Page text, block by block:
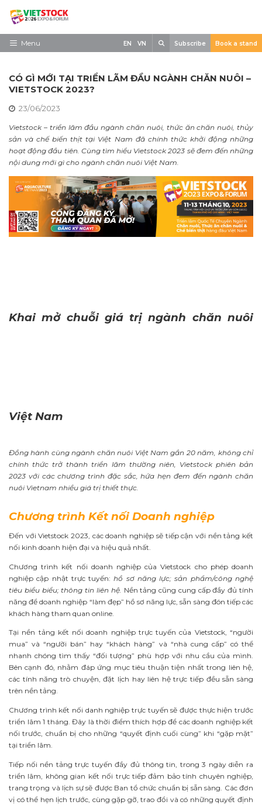
Skip
contentMenu
Về triển lãm
Trưng Bày
Tham Quan
Tin tức
Liên Hệ
EN VN Subscribe Book a stand
CÓ GÌ MỚI TẠI TRIỂN LÃM ĐẦU NGÀNH CHĂN NUÔI –
VIETSTOCK 2023?
23/06/2023
Vietstock – triển lãm đầu ngành chăn nuôi, thức ăn chăn nuôi, thủy
sản và chế biến thịt tại Việt Nam đã chính thức khởi động những
hoạt động đầu tiên. Cùng tìm hiểu Vietstock 2023 sẽ đem đến những
nội dung mới gì cho ngành chăn nuôi Việt Nam.
Khai mở chuỗi giá trị ngành chăn nuôi
Việt Nam
Đồng hành cùng ngành chăn nuôi Việt Nam gần 20 năm, không chỉ
chính thức trở thành triển lãm thường niên, Vietstock phiên bản
2023 với các chương trình đặc sắc, hứa hẹn đem đến ngành chăn
nuôi Vietnam nhiều giá trị thiết thực.
Chương trình Kết nối Doanh nghiệp
Đến với Vietstock 2023, các doanh nghiệp sẽ tiếp cận với nền tảng kết
nối kinh doanh hiện đại và hiệu quả nhất.
Chương trình kết nối doanh nghiệp của Vietstock cho phép doanh
nghiệp cập nhật trực tuyến: hồ sơ năng lực; sản phẩm/công nghệ
tiêu biểu biểu; thông tin liên hệ. Nền tảng cũng cung cấp đầy đủ tính
năng để doanh nghiệp “làm đẹp” hồ sơ năng lực, sẵn sàng đón tiếp các
khách hàng tham quan online.
Tại nền tảng kết nối doanh nghiệp trực tuyến của Vietstock, “người
mua” và “người bán” hay “khách hàng” và “nhà cung cấp” có thể
nhanh chóng tìm thấy “đối tượng” phù hợp với nhu cầu của mình.
Bên cạnh đó, nhằm đáp ứng mục tiêu thuận tiện nhất trong liên hệ,
các tính năng trò chuyện, đặt lịch hay liên hệ trực tiếp đều sẵn sàng
trên nền tảng.
Chương trình kết nối danh nghiệp trực tuyến sẽ được thực hiện trước
triển lãm 1 tháng. Đây là thời điểm thích hợp để các doanh nghiệp kết
nối trước, chuẩn bị cho những “quyết định cuối cùng” khi “gặp mặt”
tại triển lãm.
Tiếp nối nền tảng trực tuyến đầy đủ thông tin, trong 3 ngày diễn ra
triển lãm, không gian kết nối trực tiếp đảm bảo tính chuyên nghiệp,
trang trọng và lịch sự sẽ được Ban tổ chức chuẩn bị sẵn sàng. Các đơn
vị có thể hẹn lịch trước, cùng gặp gỡ, trao đổi và có những quyết định